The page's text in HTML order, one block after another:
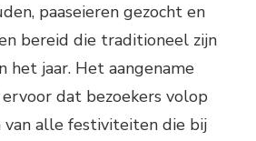
paaseieren gezocht en
bereid die traditioneel zijn
het jaar. Het aangename
dat bezoekers volop
van alle festiviteiten die bij